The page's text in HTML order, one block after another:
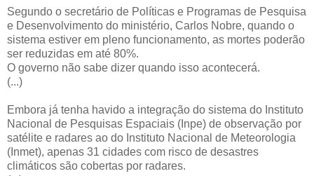
Segundo o secretário de Políticas e Programas de Pesquisa
e Desenvolvimento do ministério, Carlos Nobre, quando o
sistema estiver em pleno funcionamento, as mortes poderão
ser reduzidas em até 80%.
O governo não sabe dizer quando isso acontecerá.
(...)
Embora já tenha havido a integração do sistema do Instituto
Nacional de Pesquisas Espaciais (Inpe) de observação por
satélite e radares ao do Instituto Nacional de Meteorologia
(Inmet), apenas 31 cidades com risco de desastres
climáticos são cobertas por radares.